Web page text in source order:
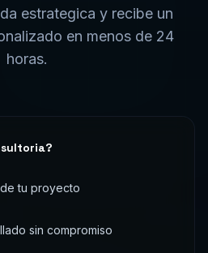
estrategica y recibe un
en menos de 24
horas.
tu proyecto
sin compromiso